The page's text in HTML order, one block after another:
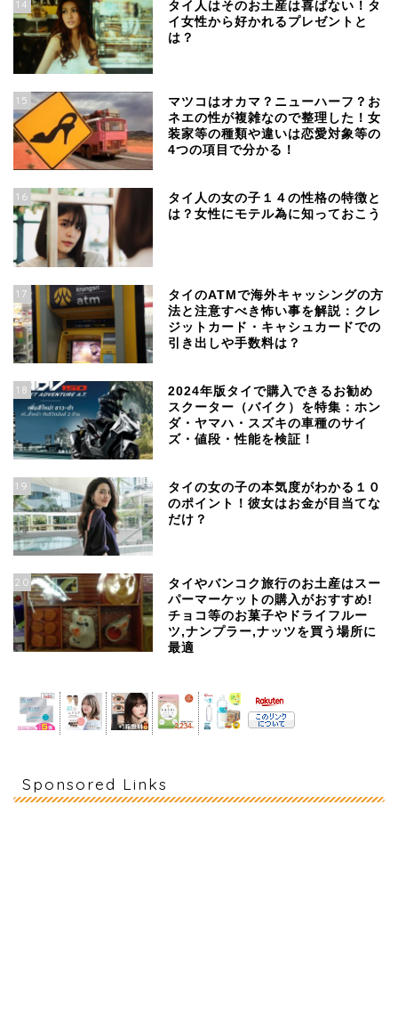
14
タイ人はそのお土産は喜ばない！タ
イ女性から好かれるプレゼントと
は？
15
マツコはオカマ？ニューハーフ？お
ネエの性が複雑なので整理した！女
装家等の種類や違いは恋愛対象等の
4つの項目で分かる！
16
タイ人の女の子１４の性格の特徴と
は？女性にモテル為に知っておこう
17
タイのATMで海外キャッシングの方
法と注意すべき怖い事を解説：クレ
ジットカード・キャシュカードでの
引き出しや手数料は？
18
2024年版タイで購入できるお勧め
スクーター（バイク）を特集：ホン
ダ・ヤマハ・スズキの車種のサイ
ズ・値段・性能を検証！
19
タイの女の子の本気度がわかる１０
のポイント！彼女はお金が目当てな
だけ？
20
タイやバンコク旅行のお土産はスー
パーマーケットの購入がおすすめ!
チョコ等のお菓子やドライフルー
ツ,ナンプラー,ナッツを買う場所に
最適
Sponsored Links